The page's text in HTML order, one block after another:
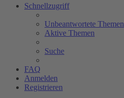
Schnellzugriff
Unbeantwortete Themen
Aktive Themen
Suche
FAQ
Anmelden
Registrieren